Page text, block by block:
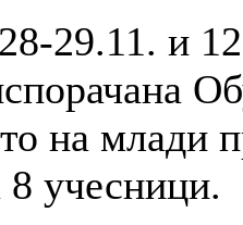
29.11. и
на млади
8 учесници.